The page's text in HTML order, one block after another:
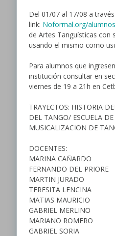
Del 01/07 al 17/08 a
link: Noformal.org/alumnos
de Artes Tanguísticas con
usando el mismo como
Para alumnos que
institución consultar en
viernes de 19 a 21h en
TRAYECTOS: HISTORIA
DEL TANGO/ ESCUELA
MUSICALIZACION DE
DOCENTES:
MARINA CAÑARDO
FERNANDO DEL PRIORE
MARTIN JURADO
TERESITA LENCINA
MATIAS MAURICIO
GABRIEL MERLINO
MARIANO ROMERO
GABRIEL SORIA